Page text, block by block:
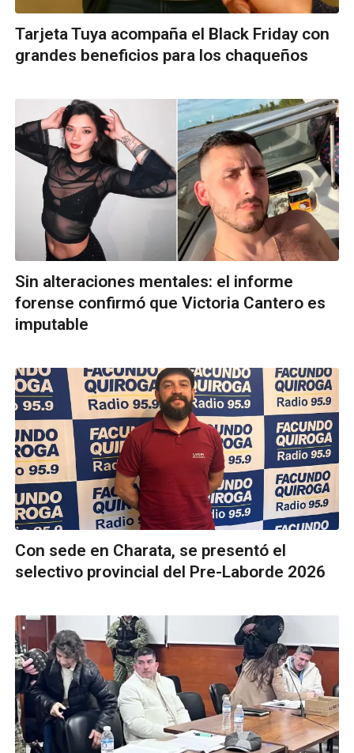
Tarjeta Tuya acompaña el Black Friday con
grandes beneficios para los chaqueños
Sin alteraciones mentales: el informe
forense confirmó que Victoria Cantero es
imputable
Con sede en Charata, se presentó el
selectivo provincial del Pre-Laborde 2026